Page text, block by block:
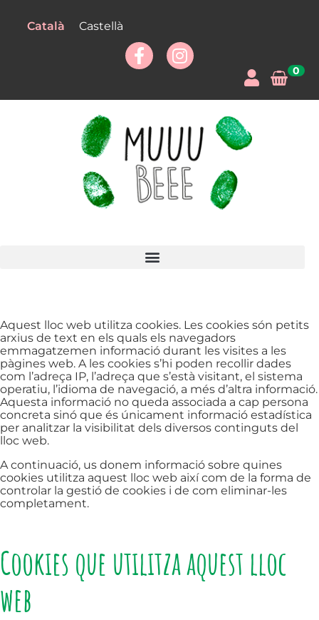
Català Castellà
0
Aquest lloc web utilitza cookies. Les cookies són petits
arxius de text en els quals els navegadors
emmagatzemen informació durant les visites a les
pàgines web. A les cookies s’hi poden recollir dades
com l’adreça IP, l’adreça que s’està visitant, el sistema
operatiu, l’idioma de navegació, a més d’altra informació.
Aquesta informació no queda associada a cap persona
concreta sinó que és únicament informació estadística
per analitzar la visibilitat dels diversos continguts del
lloc web.
A continuació, us donem informació sobre quines
cookies utilitza aquest lloc web així com de la forma de
controlar la gestió de cookies i de com eliminar-les
completament.
Cookies que utilitza aquest lloc
web